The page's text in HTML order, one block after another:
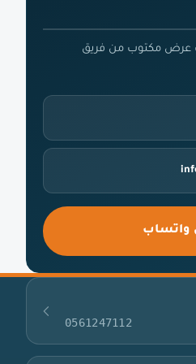
عرض مكتوب من فريق
واتساب
0561247112